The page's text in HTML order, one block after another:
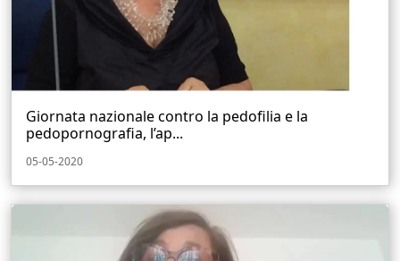
Giornata nazionale contro la pedofilia e la
pedopornografia, l’ap...
05-05-2020